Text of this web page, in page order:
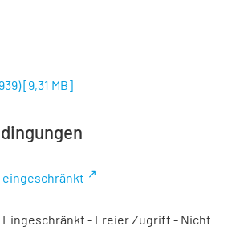
[9,31 MB]
- Freier Zugriff - Nicht